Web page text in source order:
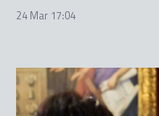
24 Mar 17:04